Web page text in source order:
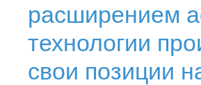
расширением
технологии
свои позиции